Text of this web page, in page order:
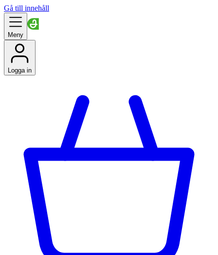
Gå till innehåll
Meny
Logga in